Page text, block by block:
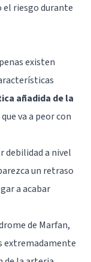
riesgo durante
existen
añadida de la
que va a peor con
debilidad a nivel
un retraso
a acabar
de Marfan,
extremadamente